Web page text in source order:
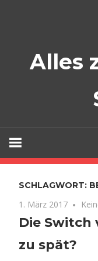
Alles
SCHLAGWORT:
1. März 2017
Die Switch
zu spät?